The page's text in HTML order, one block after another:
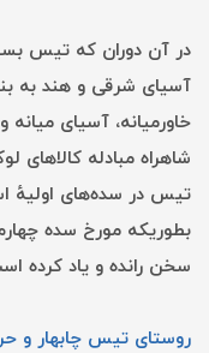
در آن دوران که تیس
آسیای شرقی و هند به
خاورمیانه، آسیای
شاهراه مبادله
تیس در سده‌های اولیهٔ
بطوریکه مورخ سده
سخن رانده و یاد کرده
روستای تیس چابهار و